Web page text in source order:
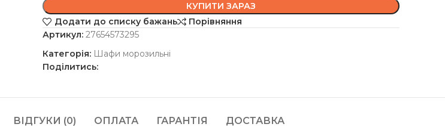
КУПИТИ ЗАРАЗ
Додати до списку бажань
Порівняння
Артикул: 27654573295
Категорія: Шафи морозильні
Поділитись:
ВІДГУКИ (0) ОПЛАТА ГАРАНТІЯ ДОСТАВКА